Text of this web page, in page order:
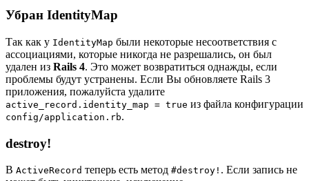
Убран IdentityMap
Так как у IdentityMap были некоторые несоответствия с
ассоциациями, которые никогда не разрешались, он был
удален из Rails 4. Это может возвратиться однажды, если
проблемы будут устранены. Если Вы обновляете Rails 3
приложения, пожалуйста удалите
active_record.identity_map = true из файла конфигурации
config/application.rb.
destroy!
В ActiveRecord теперь есть метод #destroy! . Если запись не